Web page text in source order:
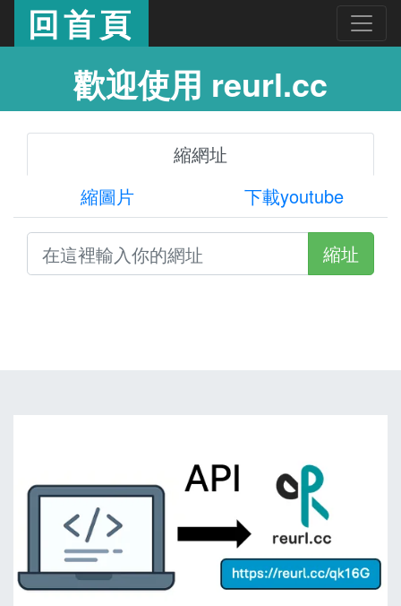
回首頁
歡迎使用 reurl.cc
縮網址
縮圖片
下載youtube
縮址